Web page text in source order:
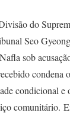
do
Seo
sob
condena
condicional e
comunitário.